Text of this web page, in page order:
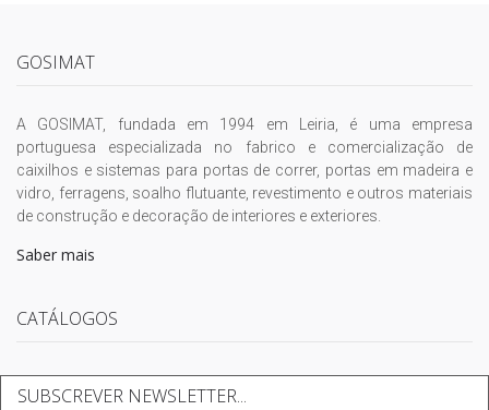
GOSIMAT
A GOSIMAT, fundada em 1994 em Leiria, é uma empresa
portuguesa especializada no fabrico e comercialização de
caixilhos e sistemas para portas de correr, portas em madeira e
vidro, ferragens, soalho flutuante, revestimento e outros materiais
de construção e decoração de interiores e exteriores.
Saber mais
CATÁLOGOS
SUBSCREVER NEWSLETTER...